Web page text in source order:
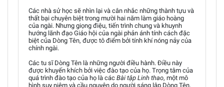
Các nhà sử học sẽ nhìn lại và cân nhắc những thành tựu và
thất bại chuyên biệt trong mười hai năm làm giáo hoàng
của ngài. Nhưng giọng điệu, tiến trình chung và khuynh
hướng lãnh đạo Giáo hội của ngài phản ánh tính cách đặc
biệt của Dòng Tên, được tô điểm bởi tính khí nóng nảy của
chính ngài.
Các tu sĩ Dòng Tên là những người điều hành. Điều này
được khuyến khích bởi việc đào tạo của họ. Trọng tâm của
quá trình đào tạo của họ là các Bài tập Linh thao, một mô
hình suy niệm và cầu nguyện do người sáng lập Dòng Tên,